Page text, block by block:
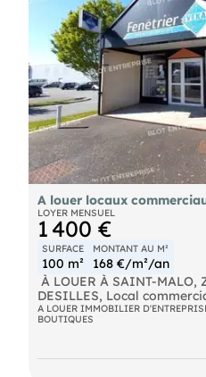
A louer locaux
LOYER MENSUEL
1 400 €
SURFACE
100 m²
MONTANT AU M²
168 €/m²/an
À LOUER À SAINT-MALO,
DESILLES, Local
avec belle visibilité et
- Chauffage électrique des
- 2 emplacements de
situé à proximité des
informations sur les
A LOUER IMMOBILIER
BOUTIQUES